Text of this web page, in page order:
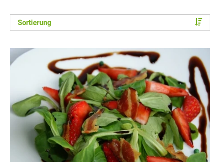
Sortierung